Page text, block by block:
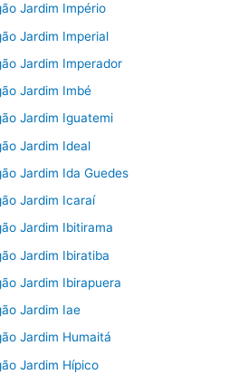
Jardim Império
Jardim Imperial
Jardim Imperador
Jardim Imbé
Jardim Iguatemi
Jardim Ideal
Jardim Ida Guedes
Jardim Icaraí
Jardim Ibitirama
Jardim Ibiratiba
Jardim Ibirapuera
Jardim Iae
Jardim Humaitá
Jardim Hípico